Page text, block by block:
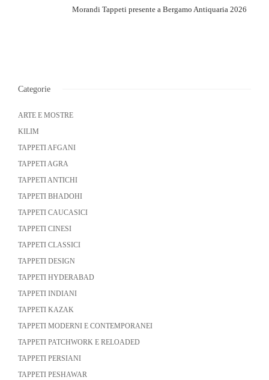
Morandi Tappeti presente a Bergamo Antiquaria 2026
Categorie
ARTE E MOSTRE
KILIM
TAPPETI AFGANI
TAPPETI AGRA
TAPPETI ANTICHI
TAPPETI BHADOHI
TAPPETI CAUCASICI
TAPPETI CINESI
TAPPETI CLASSICI
TAPPETI DESIGN
TAPPETI HYDERABAD
TAPPETI INDIANI
TAPPETI KAZAK
TAPPETI MODERNI E CONTEMPORANEI
TAPPETI PATCHWORK E RELOADED
TAPPETI PERSIANI
TAPPETI PESHAWAR